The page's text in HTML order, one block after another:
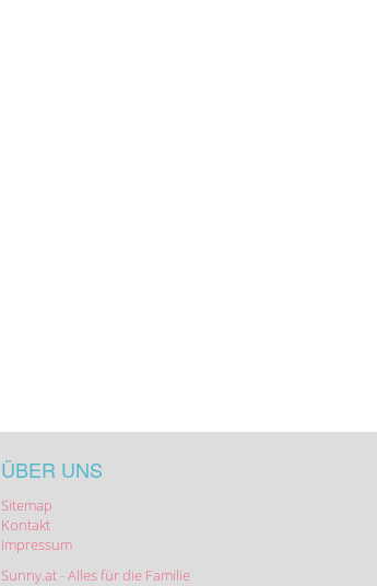
ÜBER UNS
Sitemap
Kontakt
Impressum
Sunny.at - Alles für die Familie